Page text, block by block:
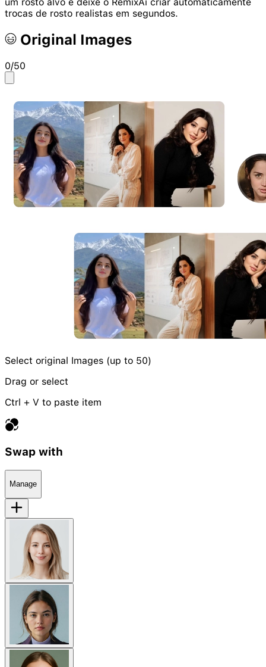
trocas de rosto realistas em segundos.
Original Images
0/50
Select original Images (up to 50)
Drag or select
Ctrl + V to paste item
Swap with
Manage